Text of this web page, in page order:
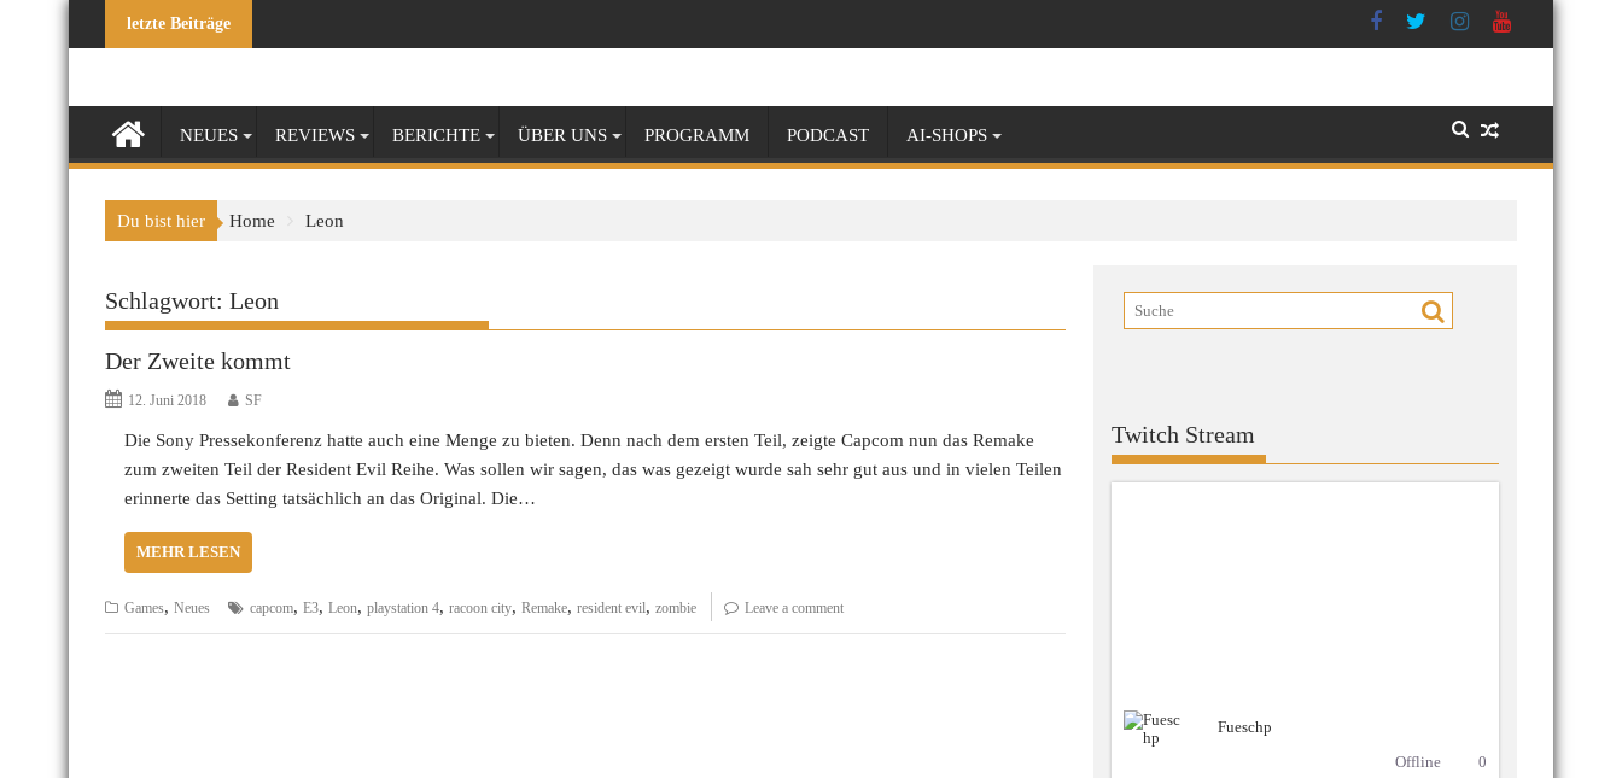
letzte Beiträge
NEUES REVIEWS BERICHTE ÜBER UNS PROGRAMM PODCAST AI-SHOPS
Du bist hier Home Leon
Schlagwort: Leon
Der Zweite kommt
12. Juni 2018 SF
Die Sony Pressekonferenz hatte auch eine Menge zu bieten. Denn nach dem ersten Teil, zeigte Capcom nun das Remake
zum zweiten Teil der Resident Evil Reihe. Was sollen wir sagen, das was gezeigt wurde sah sehr gut aus und in vielen Teilen
erinnerte das Setting tatsächlich an das Original. Die…
MEHR LESEN
Games, Neues capcom, E3, Leon, playstation 4, racoon city, Remake, resident evil, zombie Leave a comment
Twitch Stream
Fueschp
Offline
0